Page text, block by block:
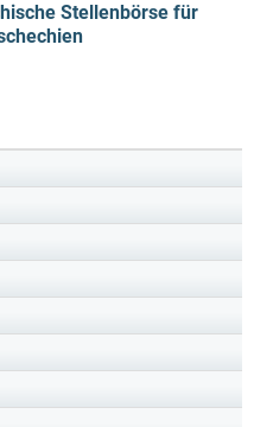
Stellenbörse für